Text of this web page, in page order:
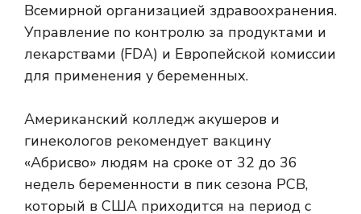
Всемирной организацией здравоохранения.
Управление по контролю за продуктами и
лекарствами (FDA) и Европейской комиссии
для применения у беременных.
Американский колледж акушеров и
гинекологов рекомендует вакцину
«Абрисво» людям на сроке от 32 до 36
недель беременности в пик сезона РСВ,
который в США приходится на период с